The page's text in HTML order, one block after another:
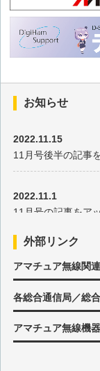
第42回 【見よう
てみた
テナの製作
【連載40回記念
第38回 GPSモジ
第37回 GPSモジ
お知らせ
2022.11.15
11月号後半の記事
2022.11.1
11月号の記事をア
2022.10.17
10月号後半の記事
2022.10.3
10月号の記事をア
外部リンク
アマチュア無線関
各総合通信局／総
アマチュア無線機